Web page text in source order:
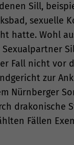
Sill,
sexuelle
hatte. Wohl
Sexualpartner
Fall nicht vor
zur
Nürnberger
drakonische
Fällen